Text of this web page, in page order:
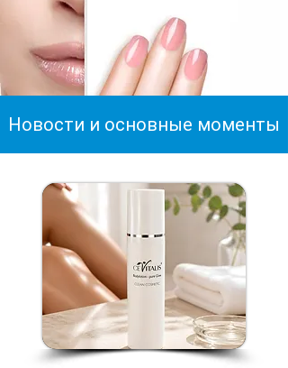
Новости и основные моменты